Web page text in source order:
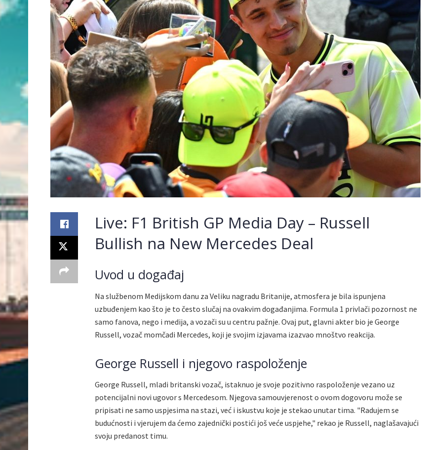
Live: F1 British GP Media Day – Russell
Bullish na New Mercedes Deal
Uvod u događaj
Na službenom Medijskom danu za Veliku nagradu Britanije, atmosfera je bila ispunjena
uzbuđenjem kao što je to često slučaj na ovakvim događanjima. Formula 1 privlači pozornost ne
samo fanova, nego i medija, a vozači su u centru pažnje. Ovaj put, glavni akter bio je George
Russell, vozač momčadi Mercedes, koji je svojim izjavama izazvao mnoštvo reakcija.
George Russell i njegovo raspoloženje
George Russell, mladi britanski vozač, istaknuo je svoje pozitivno raspoloženje vezano uz
potencijalni novi ugovor s Mercedesom. Njegova samouvjerenost o ovom dogovoru može se
pripisati ne samo uspjesima na stazi, već i iskustvu koje je stekao unutar tima. "Radujem se
budućnosti i vjerujem da ćemo zajednički postići još veće uspjehe," rekao je Russell, naglašavajući
svoju predanost timu.